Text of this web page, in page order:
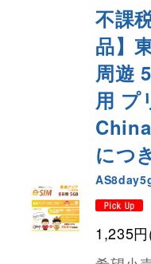
不課
品】
周遊
用 プ
につ
1,235円